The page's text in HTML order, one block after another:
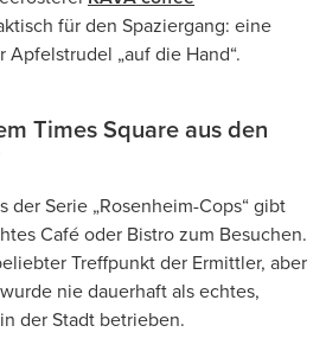
für den Spaziergang: eine
„auf die Hand“.
Times Square aus den
der Serie „Rosenheim-Cops“ gibt
Café oder Bistro zum Besuchen.
Treffpunkt der Ermittler, aber
nie dauerhaft als echtes,
der Stadt betrieben.